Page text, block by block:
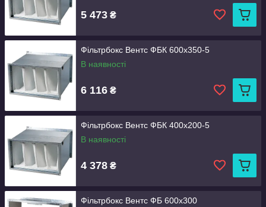
5 473 ₴
Фільтрбокс Вентс ФБК 600x350-5
В наявності
6 116 ₴
Фільтрбокс Вентс ФБК 400x200-5
В наявності
4 378 ₴
Фільтрбокс Вентс ФБ 600x300